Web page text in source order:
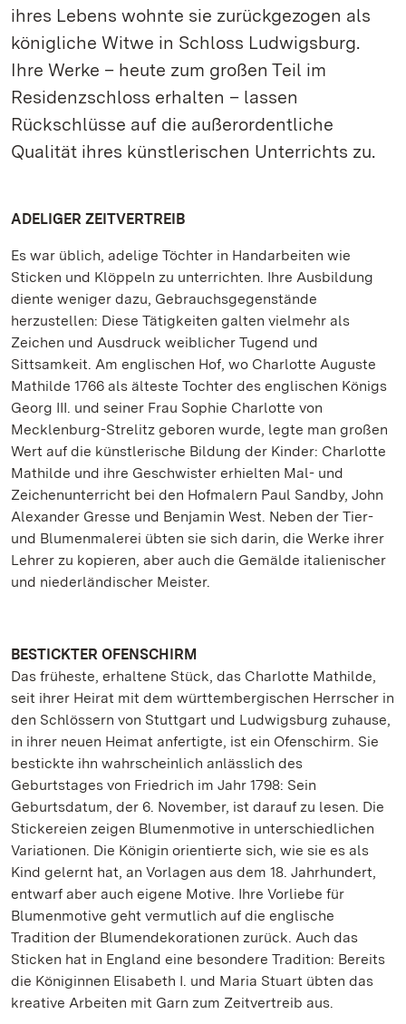
ihres Lebens wohnte sie zurückgezogen als
königliche Witwe in Schloss Ludwigsburg.
Ihre Werke – heute zum großen Teil im
Residenzschloss erhalten – lassen
Rückschlüsse auf die außerordentliche
Qualität ihres künstlerischen Unterrichts zu.
ADELIGER ZEITVERTREIB
Es war üblich, adelige Töchter in Handarbeiten wie
Sticken und Klöppeln zu unterrichten. Ihre Ausbildung
diente weniger dazu, Gebrauchsgegenstände
herzustellen: Diese Tätigkeiten galten vielmehr als
Zeichen und Ausdruck weiblicher Tugend und
Sittsamkeit. Am englischen Hof, wo Charlotte Auguste
Mathilde 1766 als älteste Tochter des englischen Königs
Georg III. und seiner Frau Sophie Charlotte von
Mecklenburg-Strelitz geboren wurde, legte man großen
Wert auf die künstlerische Bildung der Kinder: Charlotte
Mathilde und ihre Geschwister erhielten Mal- und
Zeichenunterricht bei den Hofmalern Paul Sandby, John
Alexander Gresse und Benjamin West. Neben der Tier-
und Blumenmalerei übten sie sich darin, die Werke ihrer
Lehrer zu kopieren, aber auch die Gemälde italienischer
und niederländischer Meister.
BESTICKTER OFENSCHIRM
Das früheste, erhaltene Stück, das Charlotte Mathilde,
seit ihrer Heirat mit dem württembergischen Herrscher in
den Schlössern von Stuttgart und Ludwigsburg zuhause,
in ihrer neuen Heimat anfertigte, ist ein Ofenschirm. Sie
bestickte ihn wahrscheinlich anlässlich des
Geburtstages von Friedrich im Jahr 1798: Sein
Geburtsdatum, der 6. November, ist darauf zu lesen. Die
Stickereien zeigen Blumenmotive in unterschiedlichen
Variationen. Die Königin orientierte sich, wie sie es als
Kind gelernt hat, an Vorlagen aus dem 18. Jahrhundert,
entwarf aber auch eigene Motive. Ihre Vorliebe für
Blumenmotive geht vermutlich auf die englische
Tradition der Blumendekorationen zurück. Auch das
Sticken hat in England eine besondere Tradition: Bereits
die Königinnen Elisabeth I. und Maria Stuart übten das
kreative Arbeiten mit Garn zum Zeitvertreib aus.